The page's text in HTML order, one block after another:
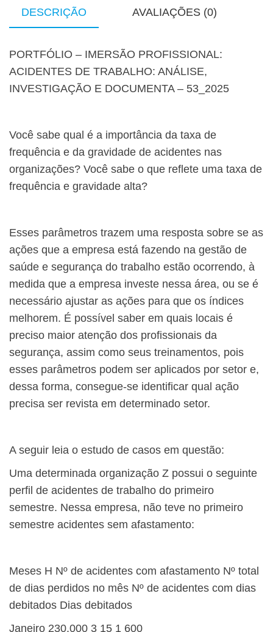
DESCRIÇÃO AVALIAÇÕES (0)
PORTFÓLIO – IMERSÃO PROFISSIONAL:
ACIDENTES DE TRABALHO: ANÁLISE,
INVESTIGAÇÃO E DOCUMENTA – 53_2025
Você sabe qual é a importância da taxa de
frequência e da gravidade de acidentes nas
organizações? Você sabe o que reflete uma taxa de
frequência e gravidade alta?
Esses parâmetros trazem uma resposta sobre se as
ações que a empresa está fazendo na gestão de
saúde e segurança do trabalho estão ocorrendo, à
medida que a empresa investe nessa área, ou se é
necessário ajustar as ações para que os índices
melhorem. É possível saber em quais locais é
preciso maior atenção dos profissionais da
segurança, assim como seus treinamentos, pois
esses parâmetros podem ser aplicados por setor e,
dessa forma, consegue-se identificar qual ação
precisa ser revista em determinado setor.
A seguir leia o estudo de casos em questão:
Uma determinada organização Z possui o seguinte
perfil de acidentes de trabalho do primeiro
semestre. Nessa empresa, não teve no primeiro
semestre acidentes sem afastamento:
Meses H Nº de acidentes com afastamento Nº total
de dias perdidos no mês Nº de acidentes com dias
debitados Dias debitados
Janeiro 230.000 3 15 1 600